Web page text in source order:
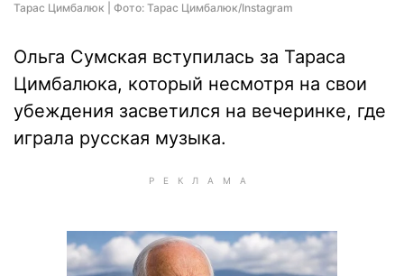
Тарас Цимбалюк | Фото: Тарас Цимбалюк/Instagram
Ольга Сумская вступилась за Тараса
Цимбалюка, который несмотря на свои
убеждения засветился на вечеринке, где
играла русская музыка.